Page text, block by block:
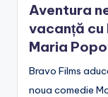
Aventura
vacanță cu
Maria
Bravo Films
noua comedie